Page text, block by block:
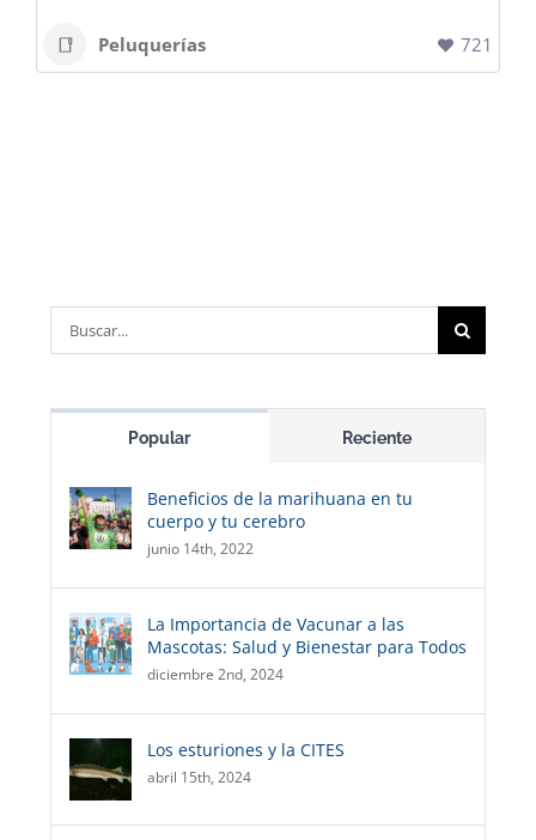
Peluquerías 721
Buscar:
Popular Reciente
Beneficios de la marihuana en tu
cuerpo y tu cerebro
junio 14th, 2022
La Importancia de Vacunar a las
Mascotas: Salud y Bienestar para Todos
diciembre 2nd, 2024
Los esturiones y la CITES
abril 15th, 2024